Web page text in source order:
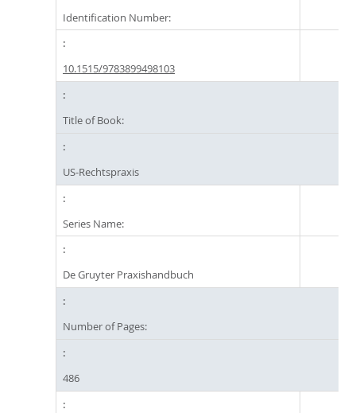
Identification Number:
10.1515/9783899498103
Title of Book:
US-Rechtspraxis
Series Name:
De Gruyter Praxishandbuch
Number of Pages:
486